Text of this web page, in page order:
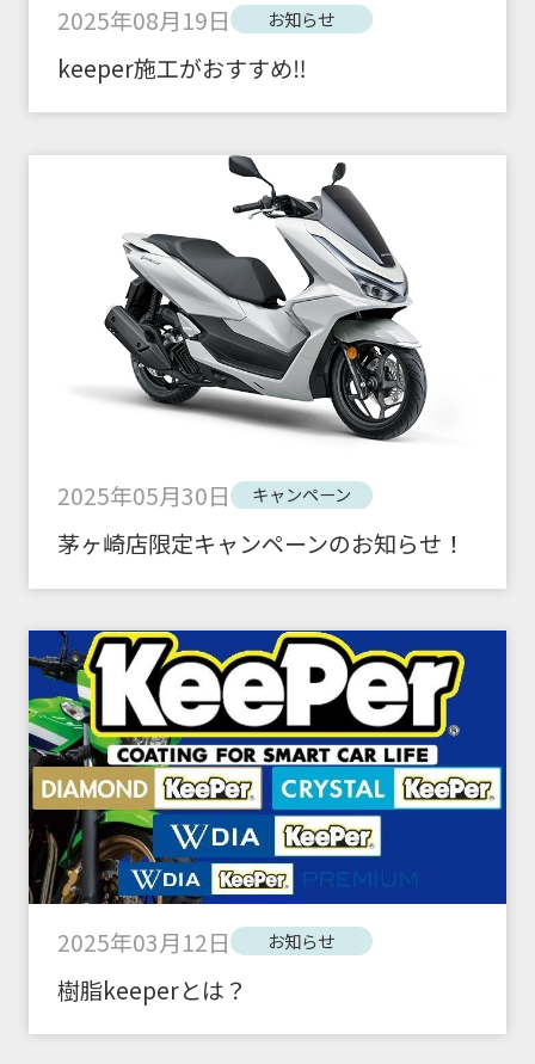
2025年08月19日 お知らせ
keeper施工がおすすめ‼
2025年05月30日 キャンペーン
茅ヶ崎店限定キャンペーンのお知らせ！
2025年03月12日 お知らせ
樹脂keeperとは？